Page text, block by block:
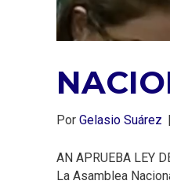
Por Gelasio Suárez
AN APRUEBA LEY
La Asamblea